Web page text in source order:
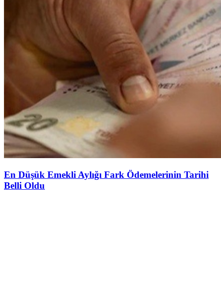
En Düşük Emekli Aylığı Fark Ödemelerinin Tarihi
Belli Oldu